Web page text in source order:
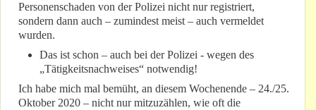
Personenschaden von der Polizei nicht nur registriert,
sondern dann auch – zumindest meist – auch vermeldet
wurden.
Das ist schon – auch bei der Polizei - wegen des
„Tätigkeitsnachweises“ notwendig!
Ich habe mich mal bemüht, an diesem Wochenende – 24./25.
Oktober 2020 – nicht nur mitzuzählen, wie oft die